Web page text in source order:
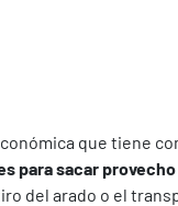
que tiene
para sacar
del arado o el